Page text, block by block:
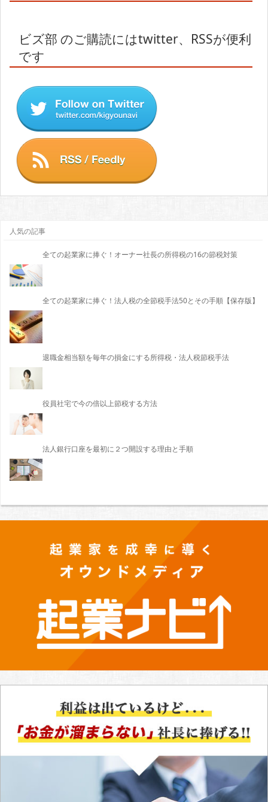
ビズ部 のご購読にはtwitter、RSSが便利
です
人気の記事
全ての起業家に捧ぐ！オーナー社長の所得税の16の節税対策
全ての起業家に捧ぐ！法人税の全節税手法50とその手順【保存版】
退職金相当額を毎年の損金にする所得税・法人税節税手法
役員社宅で今の倍以上節税する方法
法人銀行口座を最初に２つ開設する理由と手順